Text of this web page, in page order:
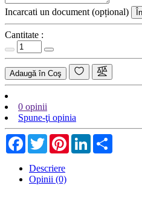
Incarcati un document (opțional)
Cantitate :
Adaugă în Coş
0 opinii
Spune-ţi opinia
Facebook
TwitterPinterestLinkedIn
Descriere
Opinii (0)